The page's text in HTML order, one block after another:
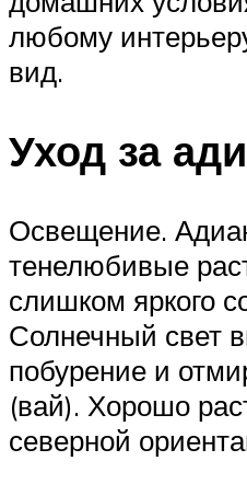
любому
вид.
Уход за
Освещение.
тенелюбивые
слишком яркого
Солнечный свет
побурение и
(вай). Хорошо
северной